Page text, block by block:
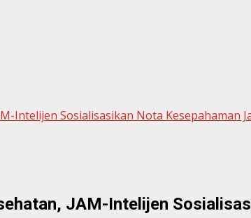
Intelijen Sosialisasikan Nota Kesepahaman
JAM-Intelijen